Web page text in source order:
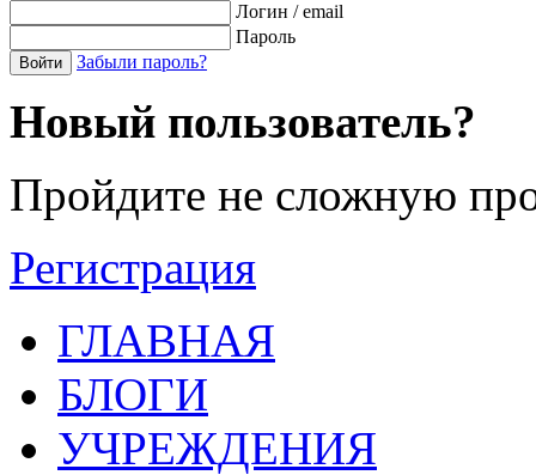
Логин / email
Пароль
Войти Забыли пароль?
Новый пользователь?
Пройдите не сложную
Регистрация
ГЛАВНАЯ
БЛОГИ
УЧРЕЖДЕНИЯ